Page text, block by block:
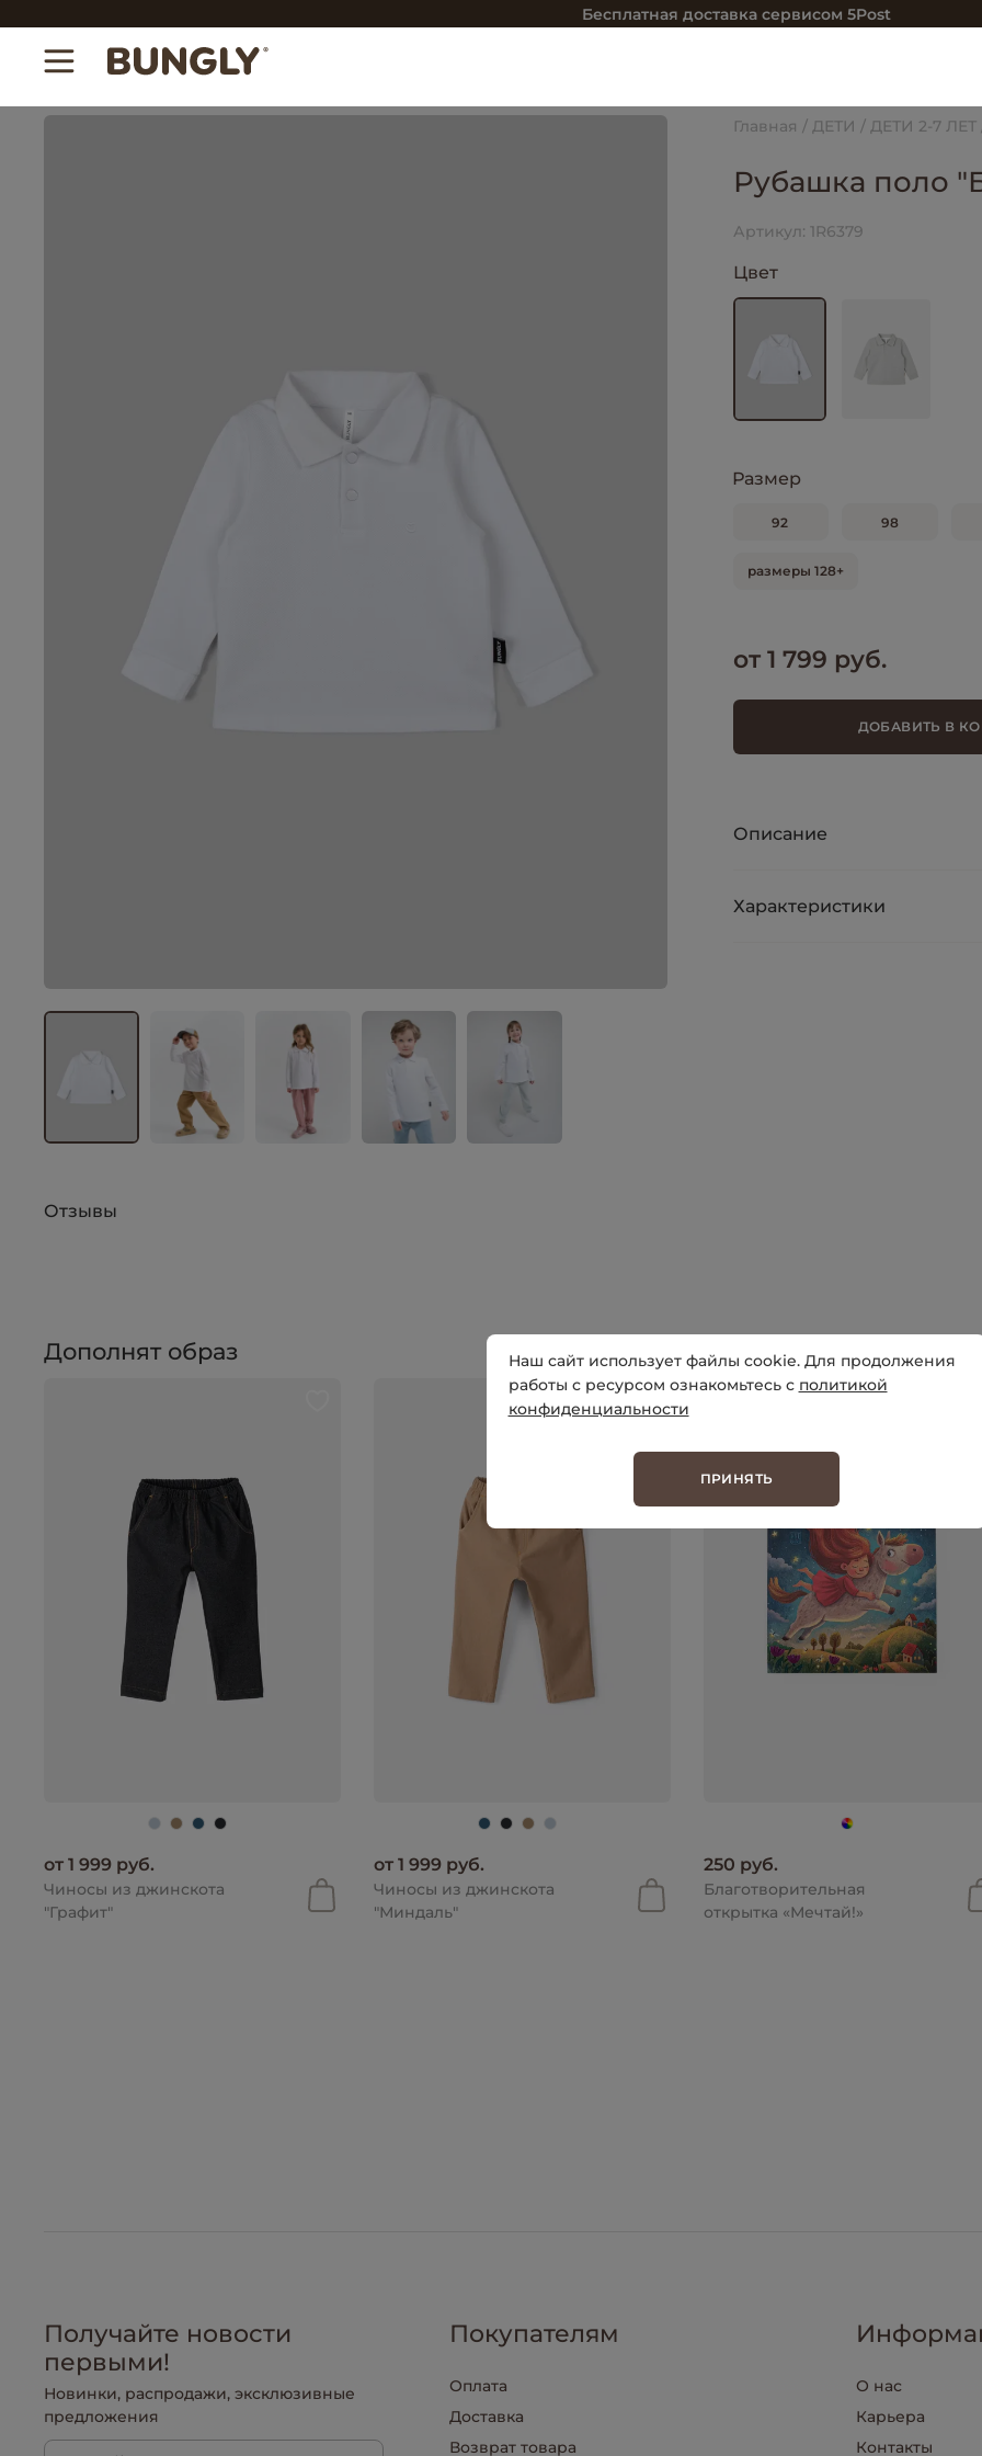
Бесплатная доставка сервисом 5Post
Главная ДЕТИ ДЕТИ 2-7 ЛЕТ
Рубашка поло
Артикул: 1R6379
Цвет
Размер
92 98
размеры 128+
от 1 799 руб.
ДОБАВИТЬ В
Описание
Характеристики
Отзывы
Дополнят образ
от 1 999 руб.
Чиносы из джинскота
"Графит"
от 1 999 руб.
Чиносы из джинскота
"Миндаль"
250 руб.
Благотворительная
открытка «Мечтай!»
Получайте новости
первыми!
Новинки, распродажи, эксклюзивные
предложения
Покупателям
Оплата
Доставка
Возврат товара
О нас
Карьера
Контакты
Наш сайт использует файлы cookie. Для продолжения
работы с ресурсом ознакомьтесь с политикой
конфиденциальности
ПРИНЯТЬ